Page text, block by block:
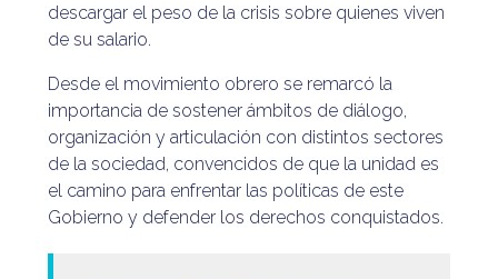
descargar el peso de la crisis sobre quienes viven
de su salario.
Desde el movimiento obrero se remarcó la
importancia de sostener ámbitos de diálogo,
organización y articulación con distintos sectores
de la sociedad, convencidos de que la unidad es
el camino para enfrentar las políticas de este
Gobierno y defender los derechos conquistados.